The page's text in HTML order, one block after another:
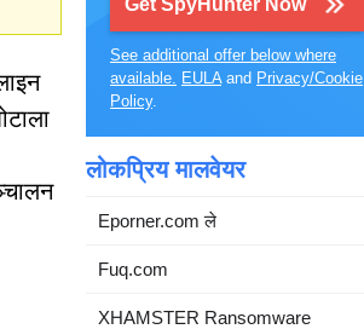
Get SpyHunter Now
See additional offer below where
available. EULAand Privacy/Cookie
Policy.
लोकप्रिय मालवेयर
Eporner.com ले
Fuq.com
XHAMSTER Ransomware